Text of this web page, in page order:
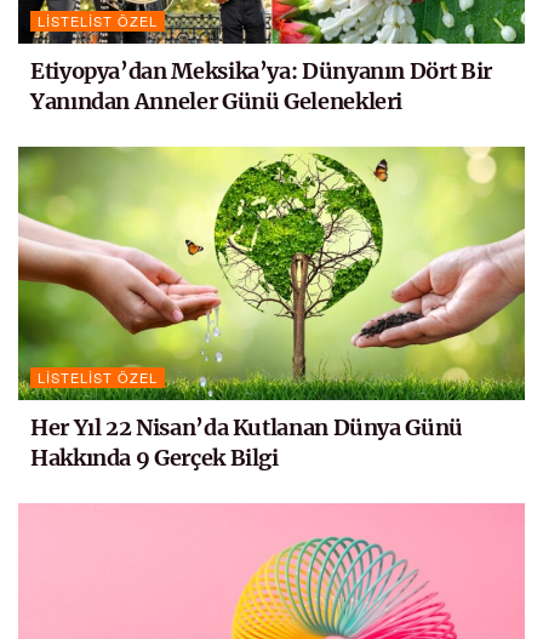
LISTELIST ÖZEL
Etiyopya’dan Meksika’ya: Dünyanın Dört Bir
Yanından Anneler Günü Gelenekleri
LISTELIST ÖZEL
Her Yıl 22 Nisan’da Kutlanan Dünya Günü
Hakkında 9 Gerçek Bilgi